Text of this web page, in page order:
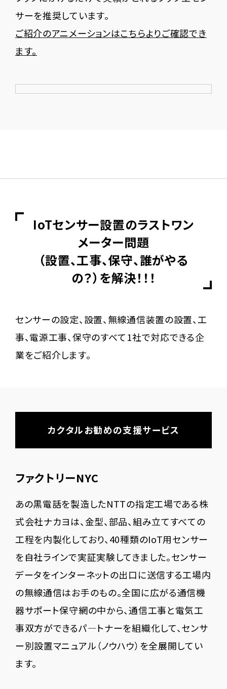
サーを推奨しています。
ご紹介のアニメーションはこちらよりご確認でき
ます。
IoTセンサー設置のラストワン
メーター問題
（設置、工事、保守、誰がやる
の？） を解決！！！
センサーの設定、設置、無線通信装置の設置、工
事、電源工事、保守のすべて1社で対応できる企
業をご紹介します。
カクタルお勧めの支援サービス
ファクトリーNYC
あの黒電話を製造したNTTの指定工場である株
式会社ナカヨは、金型、部品、組み立てすべての
工程を内製化しており、40種類のIoT用センサー
を自社ラインで実証実験してきました。センサー
データをインターネットの出口に送信する工場内
の無線通信はお手のもの。全国に広がる通信機
器サポート保守網の中から、通信工事と電気工
事双方ができるパ―トナーを組織化して、センサ
ー別設置マニュアル（ノウハウ）を全展開してい
ます。